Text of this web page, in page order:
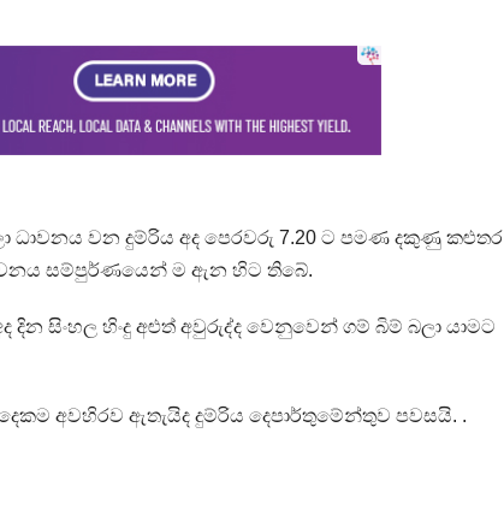
ධාවනය වන දුම්රිය අද පෙරවරු 7.20 ට පමණ දකුණු කළුතර
සම්පුර්ණයෙන් ම ඇන හිට තිබේ.
සිංහල හිංදු අළුත් අවුරුද්ද වෙනුවෙන් ගම් බිම් බලා යාමට
අවහිරව ඇතැයිද දුම්රිය දෙපාර්තුමේන්තුව පවසයි. .